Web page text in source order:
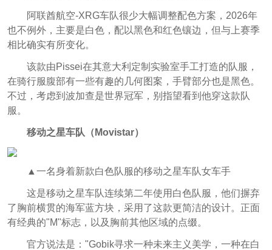
阿联酋航空-XRG车队很少大幅调整配色方案，2026年
也不例外，主要是白色，配以黑色和红色镶边，但与上赛季
相比确实有所变化。
该款由Pissei在其意大利定制实验室手工打造的队服，
在骑行服腹部有一些有趣的几何图案，手臂部分也是黑色。
不过，考虑到波加查是世界冠军，别指望看到他穿这款队
服。
移动之星车队（ Movistar）
▲一名身着新款白色队服的移动之星车队女车手
这是移动之星车队连续第二年使用白色队服，他们摒弃
了胸前横贯的海军蓝方块，采用了这款更简洁的设计。正面
有经典的"M"标志，以及胸前其他区域的点缀。
官方说法是："Gobik寻求一种未来主义美学，一种在白